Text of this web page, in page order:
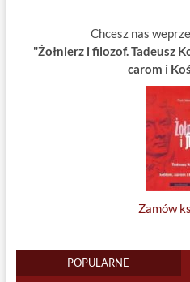
Chcesz nas
"Żołnierz i filozof. Tadeusz
carom i
Zamów
POPULARNE